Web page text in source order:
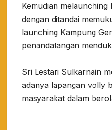
Kemudian melaunching
dengan ditandai
launching Kampung
penandatangan
Sri Lestari Sulkarnain
adanya lapangan volly
masyarakat dalam